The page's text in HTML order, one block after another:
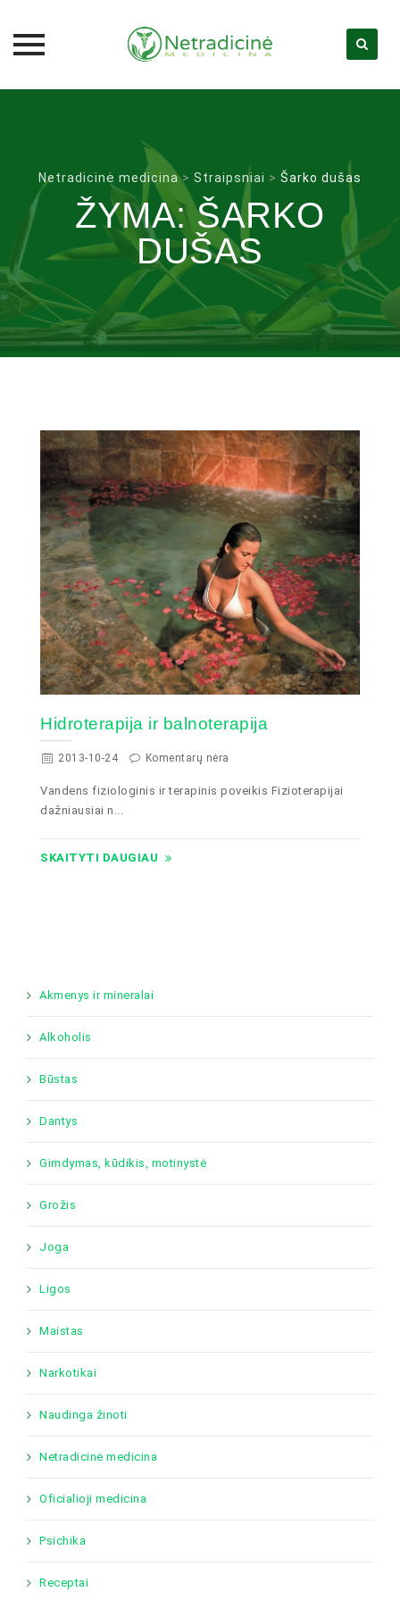
Netradicinė medicina> Straipsniai > Šarko dušas
ŽYMA:ŠARKO
DUŠAS
Hidroterapija ir balnoterapija
2013-10-24 Komentarų nėra
Vandens fiziologinis ir terapinis poveikis Fizioterapijai
dažniausiai n...
SKAITYTI DAUGIAU
Akmenys ir mineralai
Alkoholis
Būstas
Dantys
Gimdymas, kūdikis, motinystė
Grožis
Joga
Ligos
Maistas
Narkotikai
Naudinga žinoti
Netradicinė medicina
Oficialioji medicina
Psichika
Receptai